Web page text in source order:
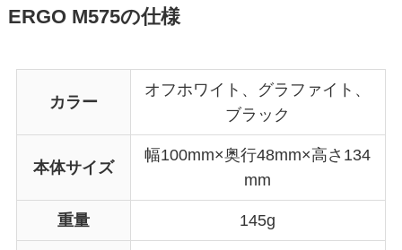
ERGO M575の仕様
カラー
オフホワイト、グラファイト、
ブラック
本体サイズ
幅100mm×奥行48mm×高さ134
mm
重量 145g